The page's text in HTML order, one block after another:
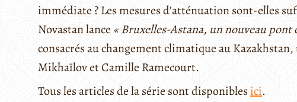
immédiate ? Les mesures d’atténuation sont-elles
Novastan lance « Bruxelles-Astana, un nouveau pont
consacrés au changement climatique au
Mikhaïlov et Camille Ramecourt.
Tous les articles de la série sont disponibles ici.